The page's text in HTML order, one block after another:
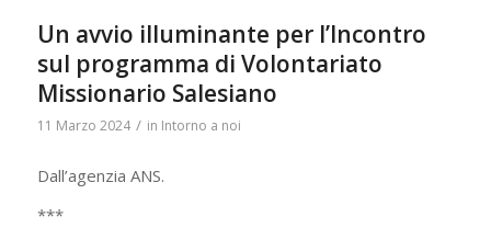
Un avvio illuminante per l’Incontro
sul programma di Volontariato
Missionario Salesiano
11 Marzo 2024 / in Intorno a noi
Dall’agenzia ANS.
***